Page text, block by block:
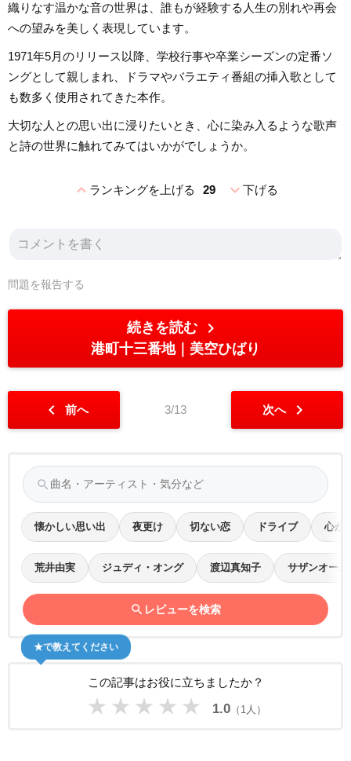
織りなす温かな音の世界は、誰もが経験する人生の別れや再会
への望みを美しく表現しています。
1971年5月のリリース以降、学校行事や卒業シーズンの定番ソ
ングとして親しまれ、ドラマやバラエティ番組の挿入歌として
も数多く使用されてきた本作。
大切な人との思い出に浸りたいとき、心に染み入るような歌声
と詩の世界に触れてみてはいかがでしょうか。
expand_lessランキングを上げる 29 expand_more下げる
問題を報告する
続きを読む chevron_right
港町十三番地 美空ひばり
chevron_left 前へ 3/13 次へ chevron_right
search
懐かしい思い出 夜更け 切ない恋 ドライブ 心が
荒井由実 ジュディ・オング 渡辺真知子 サザンオー
search レビューを検索
この記事はお役に立ちましたか？
★ ★ ★ ★ ★ 1.0（1人）
★で教えてください